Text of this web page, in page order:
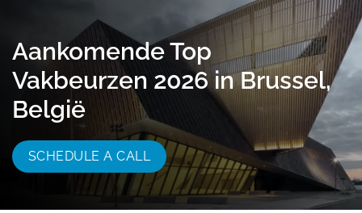
055 - 3238555
info@beursstand.nl
Aankomende Top
Vakbeurzen 2026 in Brussel,
België
SCHEDULE A CALL